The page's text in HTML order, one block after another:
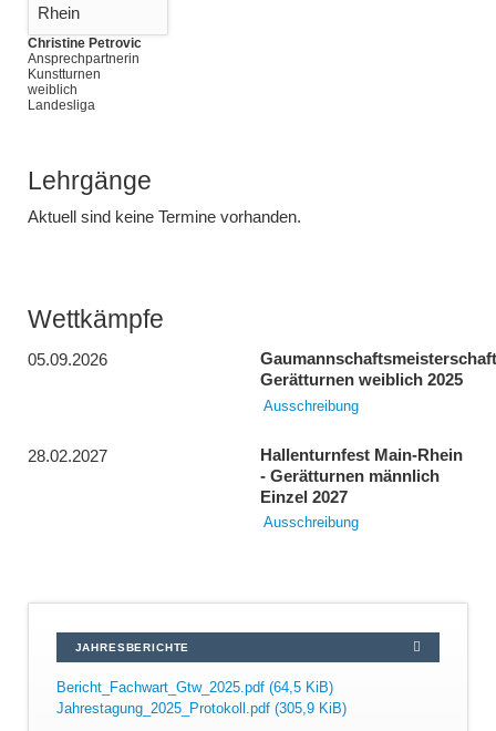
Christine Petrovic
Ansprechpartnerin
Kunstturnen
weiblich
Landesliga
Lehrgänge
Aktuell sind keine Termine vorhanden.
Wettkämpfe
05.09.2026
Gerätturnen weiblich 2025
Ausschreibung
28.02.2027
Hallenturnfest Main-Rhein
- Gerätturnen männlich
Einzel 2027
Ausschreibung
JAHRESBERICHTE
Bericht_Fachwart_Gtw_2025.pdf (64,5 KiB)
Jahrestagung_2025_Protokoll.pdf (305,9 KiB)